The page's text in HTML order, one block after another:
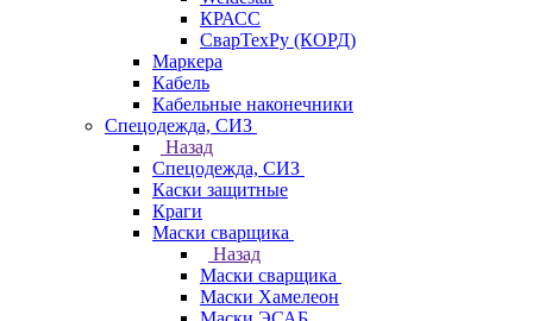
КРАСС
СварТехРу (КОРД)
Маркера
Кабель
Кабельные наконечники
Спецодежда, СИЗ
Назад
Спецодежда, СИЗ
Каски защитные
Краги
Маски сварщика
Назад
Маски сварщика
Маски Хамелеон